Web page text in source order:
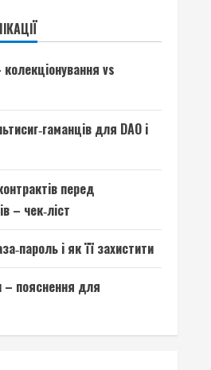
колекціонування vs
для DAO і
перед
– чек‑ліст
і як її захистити
– пояснення для